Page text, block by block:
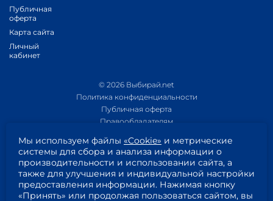
Публичная
оферта
Карта сайта
Личный
кабинет
© 2026 Выбирай.net
Политика конфиденциальности
Публичная оферта
Правообладателям
Приложение 1
Приложение 2
Пользовательское соглашение
Согласие на обработку персональных данных
Мы используем файлы «Cookie» и метрические
системы для сбора и анализа информации о
производительности и использовании сайта, а
также для улучшения и индивидуальной настройки
предоставления информации. Нажимая кнопку
«Принять» или продолжая пользоваться сайтом, вы